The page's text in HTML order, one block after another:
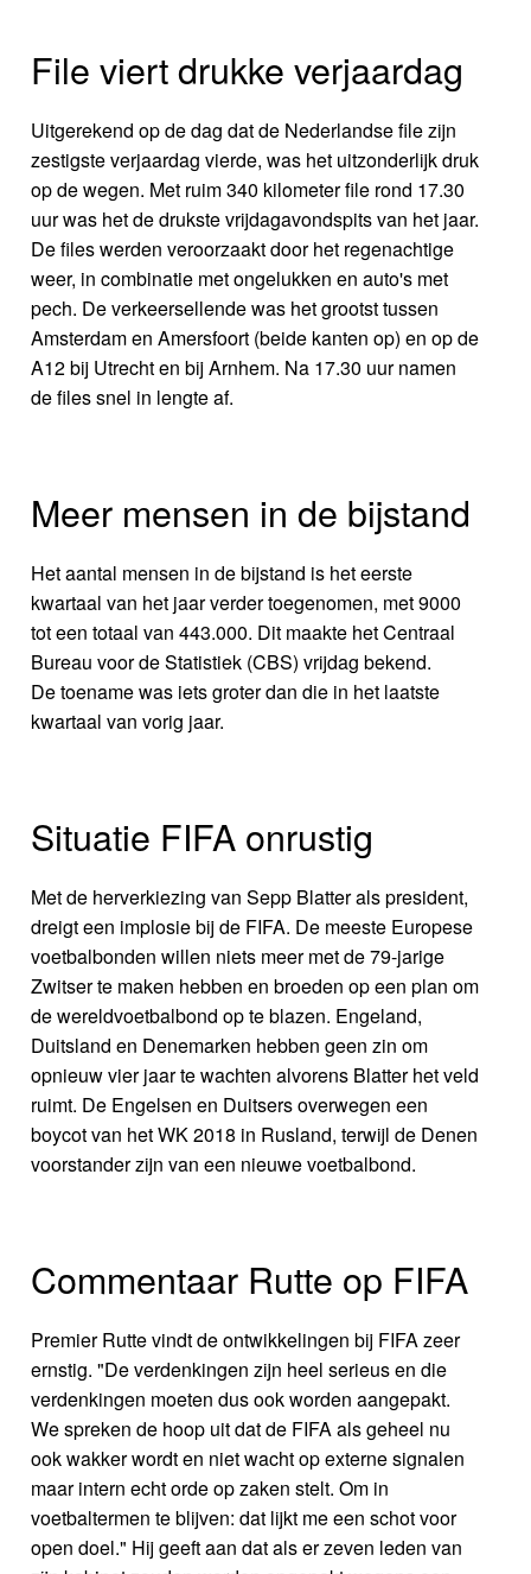
File viert drukke verjaardag
Uitgerekend op de dag dat de Nederlandse file zijn
zestigste verjaardag vierde, was het uitzonderlijk druk
op de wegen. Met ruim 340 kilometer file rond 17.30
uur was het de drukste vrijdagavondspits van het jaar.
De files werden veroorzaakt door het regenachtige
weer, in combinatie met ongelukken en auto's met
pech. De verkeersellende was het grootst tussen
Amsterdam en Amersfoort (beide kanten op) en op de
A12 bij Utrecht en bij Arnhem. Na 17.30 uur namen
de files snel in lengte af.
Meer mensen in de bijstand
Het aantal mensen in de bijstand is het eerste
kwartaal van het jaar verder toegenomen, met 9000
tot een totaal van 443.000. Dit maakte het Centraal
Bureau voor de Statistiek (CBS) vrijdag bekend.
De toename was iets groter dan die in het laatste
kwartaal van vorig jaar.
Situatie FIFA onrustig
Met de herverkiezing van Sepp Blatter als president,
dreigt een implosie bij de FIFA. De meeste Europese
voetbalbonden willen niets meer met de 79-jarige
Zwitser te maken hebben en broeden op een plan om
de wereldvoetbalbond op te blazen. Engeland,
Duitsland en Denemarken hebben geen zin om
opnieuw vier jaar te wachten alvorens Blatter het veld
ruimt. De Engelsen en Duitsers overwegen een
boycot van het WK 2018 in Rusland, terwijl de Denen
voorstander zijn van een nieuwe voetbalbond.
Commentaar Rutte op FIFA
Premier Rutte vindt de ontwikkelingen bij FIFA zeer
ernstig. "De verdenkingen zijn heel serieus en die
verdenkingen moeten dus ook worden aangepakt.
We spreken de hoop uit dat de FIFA als geheel nu
ook wakker wordt en niet wacht op externe signalen
maar intern echt orde op zaken stelt. Om in
voetbaltermen te blijven: dat lijkt me een schot voor
open doel." Hij geeft aan dat als er zeven leden van